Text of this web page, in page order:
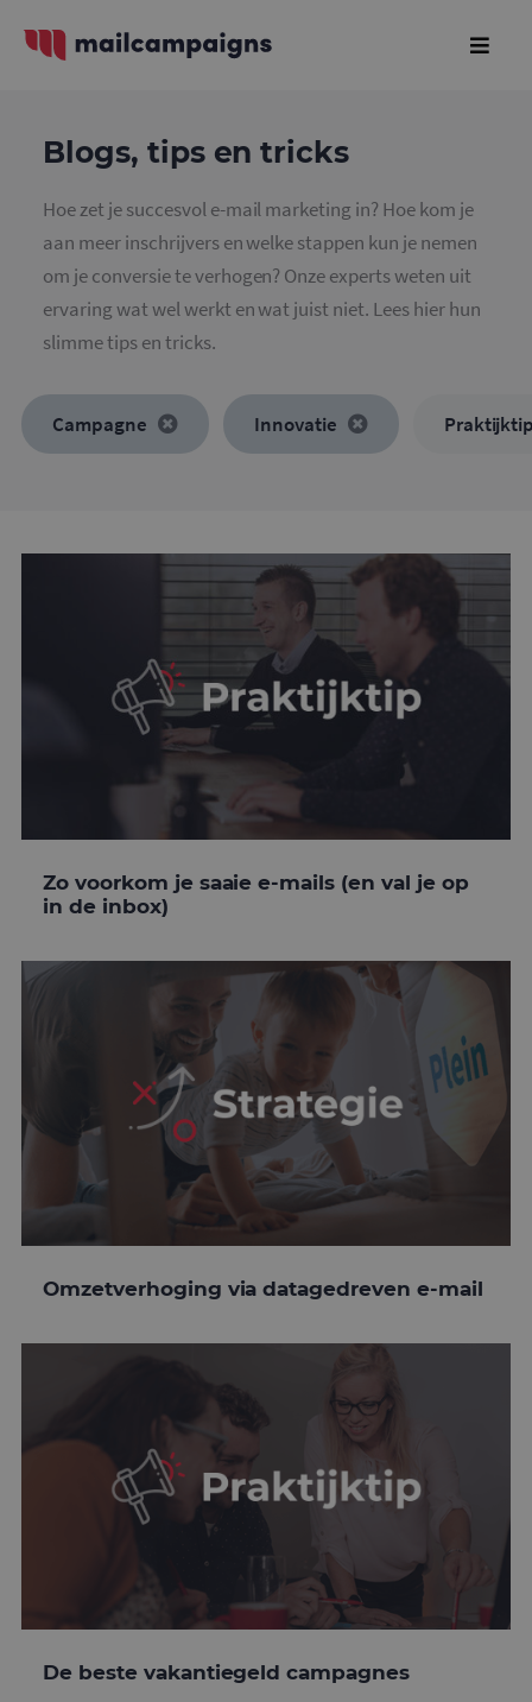
Blogs, tips en tricks
Hoe zet je succesvol e-mail marketing in? Hoe kom je
aan meer inschrijvers en welke stappen kun je nemen
om je conversie te verhogen? Onze experts weten uit
ervaring wat wel werkt en wat juist niet. Lees hier hun
slimme tips en tricks.
Campagne Innovatie
Zo voorkom je saaie e-mails (en val je op
in de inbox)
Omzetverhoging via datagedreven e-mail
De beste vakantiegeld campagnes